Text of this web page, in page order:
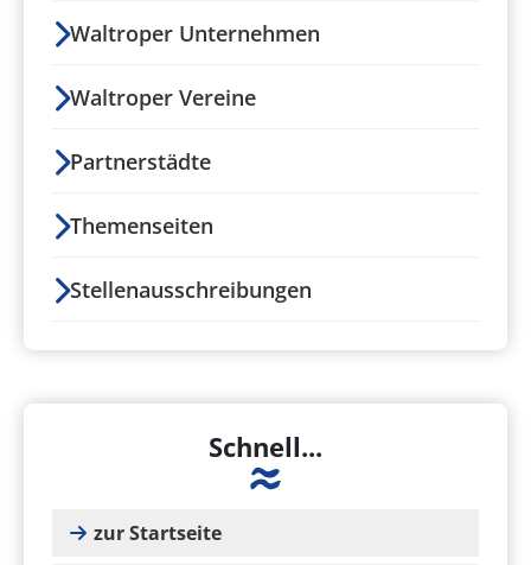
Waltroper Unternehmen
Waltroper Vereine
Partnerstädte
Themenseiten
Stellenausschreibungen
Schnell...
zur Startseite